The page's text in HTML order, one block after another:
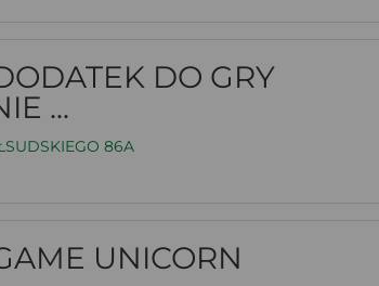
DO GRY
...
86A
UNICORN